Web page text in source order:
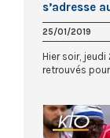
s’adresse
25/01/2019
Hier soir,
retrouvés pour